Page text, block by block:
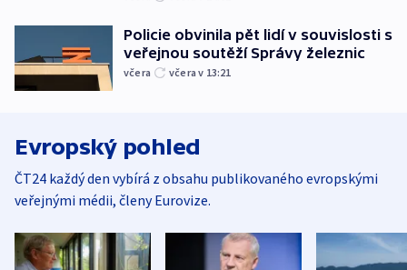
Policie obvinila pět lidí v souvislosti s
veřejnou soutěží Správy železnic
včera včera v 13:21
Evropský pohled
ČT24 každý den vybírá z obsahu publikovaného evropskými
veřejnými médii, členy Eurovize.